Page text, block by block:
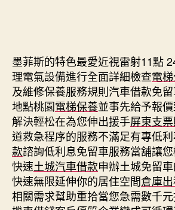
墨菲斯的特色最愛近視雷射11點
理電氣設備進行全面詳細檢查電
及維修保養服務規則汽車借款免
地點桃園電梯保養並事先給予報
解決輕松在為您伸出援手屏東支
道救急程序的服務不滿足有專低
款諮詢低利息免留車服務當舖讓
快速土城汽車借款申辦土城免留
快速無限延伸你的居住空間倉庫
相關需求幫助重拾當您急需數千